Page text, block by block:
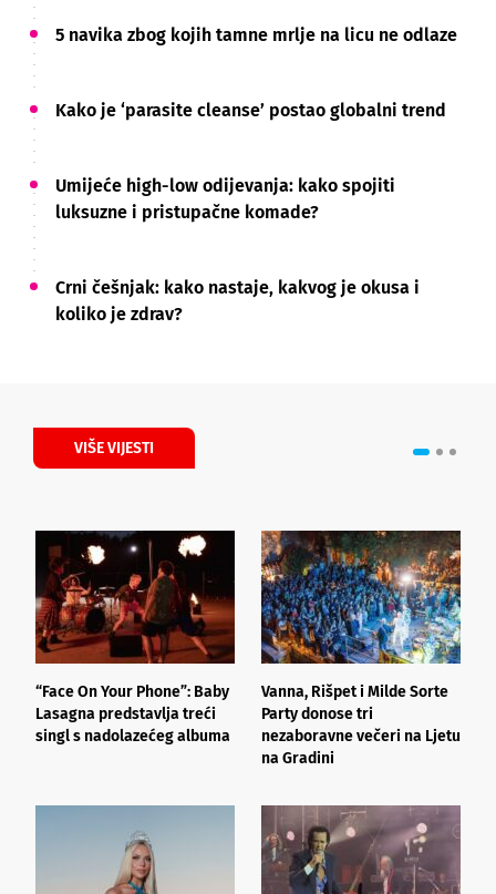
5 navika zbog kojih tamne mrlje na licu ne odlaze
Kako je ‘parasite cleanse’ postao globalni trend
Umijeće high-low odijevanja: kako spojiti
luksuzne i pristupačne komade?
Crni češnjak: kako nastaje, kakvog je okusa i
koliko je zdrav?
VIŠE VIJESTI
“Face On Your Phone”: Baby
Lasagna predstavlja treći
singl s nadolazećeg albuma
Vanna, Rišpet i Milde Sorte
Party donose tri
nezaboravne večeri na Ljetu
na Gradini